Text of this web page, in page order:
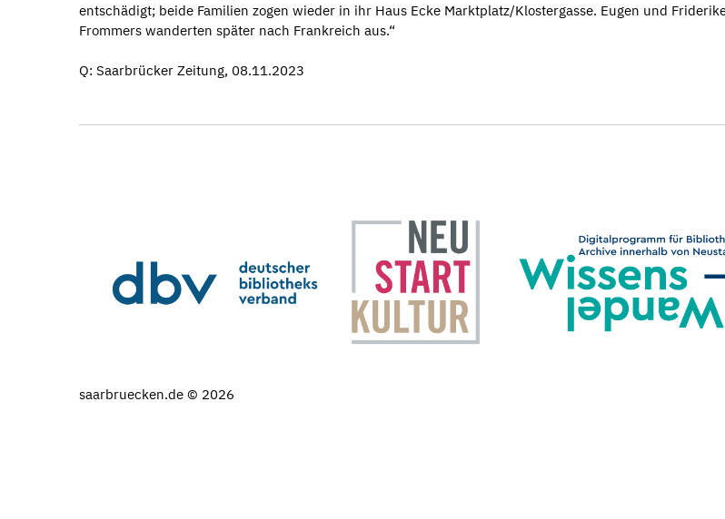
entschädigt; beide Familien zogen wieder in ihr Haus Ecke Marktplatz/Klostergasse. Eugen und
Frommers wanderten später nach Frankreich aus.“
Q: Saarbrücker Zeitung, 08.11.2023
saarbruecken.de © 2026